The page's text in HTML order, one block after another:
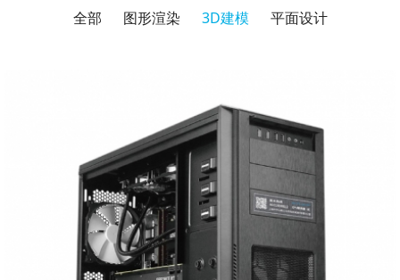
全部 图形渲染 3D建模 平面设计